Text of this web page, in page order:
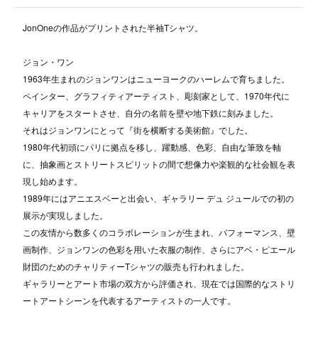
JonOneの作品がプリントされた半袖Tシャツ。
ジョン・ワン
1963年生まれのジョンワンはニューヨークのハーレムで育ちました。
ペインター、グラフィティアーティスト、彫刻家として、1970年代に
キャリアをスタートさせ、自分の名前を壁や地下鉄に刻みました。
それはジョンワンにとって『街を横断する美術館』でした。
1980年代初頭にパリに拠点を移し、躍動感、色彩、自由な筆致を軸
に、抽象画とストリートスピリットの間で想像力や楽観的な社会観を表
現し始めます。
1989年にはアニエスベーと出会い、ギャラリー デュ ジュールでの初の
展示が実現しました。
この友情から数多くのコラボレーションが生まれ、パフォーマンス、壁
画制作、ジョンワンの色彩を用いた衣服の制作、さらにアベ・ピエール
財団のためのチャリティーTシャツの販売も行われました。
ギャラリーとアート市場の双方から評価され、現在では国際的なストリ
ートアートシーンを代表するアーティストの一人です。